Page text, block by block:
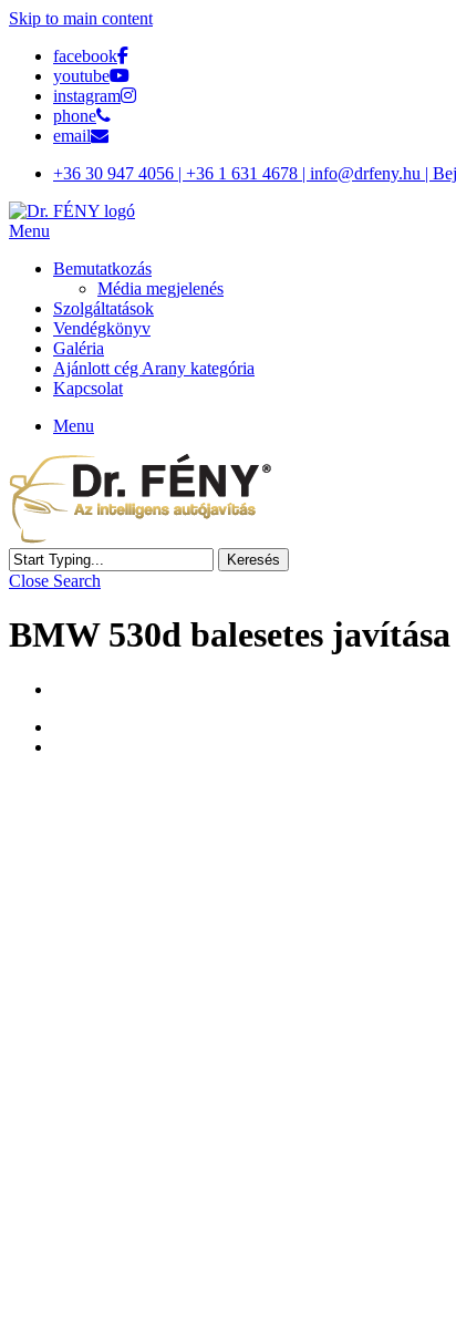
Skip to main content
facebook
youtube
instagram
phone
email
+36 30 947 4056 | +36 1 631 4678 | info@drfeny.hu |
Menu
Bemutatkozás
Média megjelenés
Szolgáltatások
Vendégkönyv
Galéria
Ajánlott cég Arany kategória
Kapcsolat
Menu
Keresés
Close Search
BMW 530d balesetes javítása